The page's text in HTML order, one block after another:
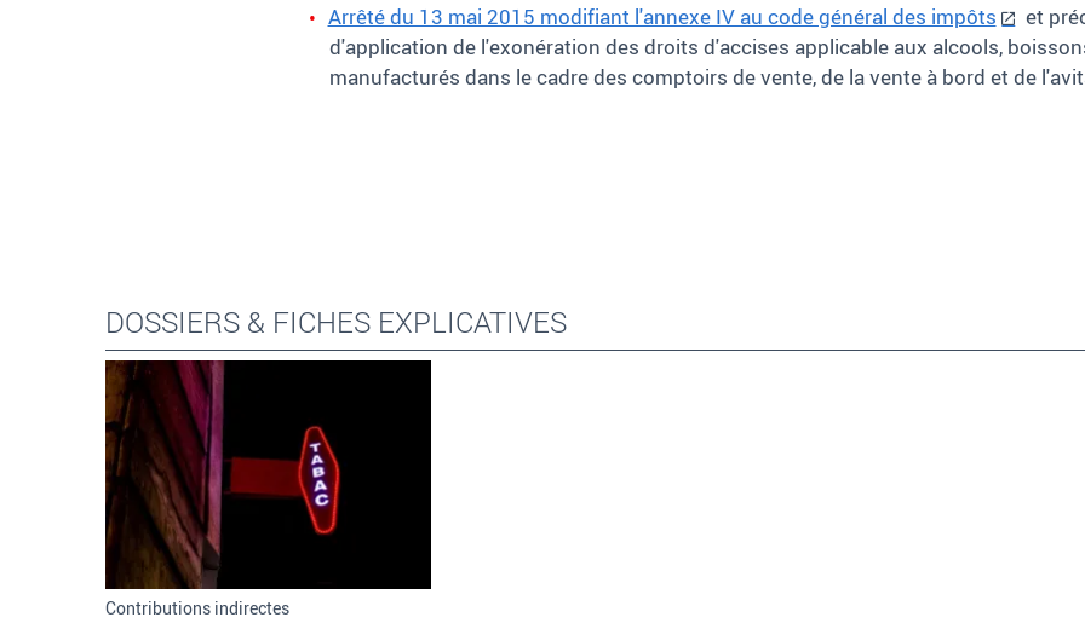
Arrêté du 13 mai 2015 modifiant l'annexe IV au code général des impôts
et
d'application de l'exonération des droits d'accises applicable aux alcools,
manufacturés dans le cadre des comptoirs de vente, de la vente à bord et de
DOSSIERS & FICHES EXPLICATIVES
Contributions indirectes